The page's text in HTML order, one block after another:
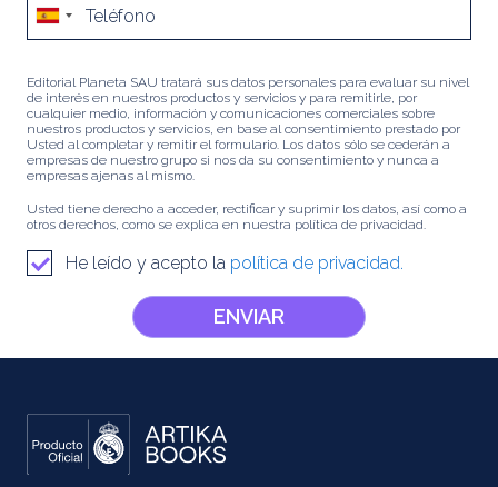
Editorial Planeta SAU tratará sus datos personales para evaluar su nivel
de interés en nuestros productos y servicios y para remitirle, por
cualquier medio, información y comunicaciones comerciales sobre
nuestros productos y servicios, en base al consentimiento prestado por
Usted al completar y remitir el formulario. Los datos sólo se cederán a
empresas de nuestro grupo si nos da su consentimiento y nunca a
empresas ajenas al mismo.
Usted tiene derecho a acceder, rectificar y suprimir los datos, así como a
otros derechos, como se explica en nuestra política de privacidad.
He leído y acepto la política de privacidad.
ENVIAR